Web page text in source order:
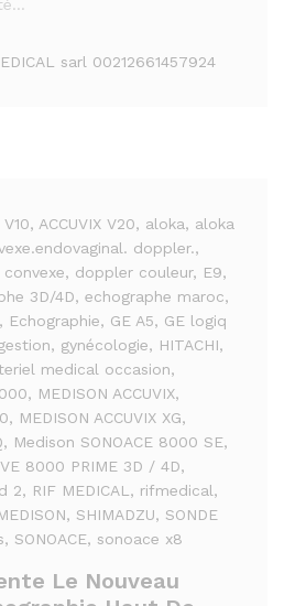
sarl 00212661457924
V10, ACCUVIX V20, aloka, aloka
doppler.,
convexe, doppler couleur, E9,
3D/4D, echographe maroc,
, Echographie, GE A5, GE logiq
, gynécologie, HITACHI,
medical occasion,
, MEDISON ACCUVIX,
, MEDISON ACCUVIX XG,
, Medison SONOACE 8000 SE,
8000 PRIME 3D / 4D,
2, RIF MEDICAL , rifmedical,
, SHIMADZU, SONDE
, SONOACE, sonoace x8
Le Nouveau